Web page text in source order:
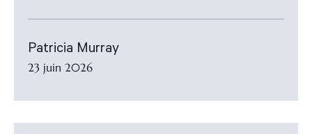
Patricia Murray
23 juin 2026